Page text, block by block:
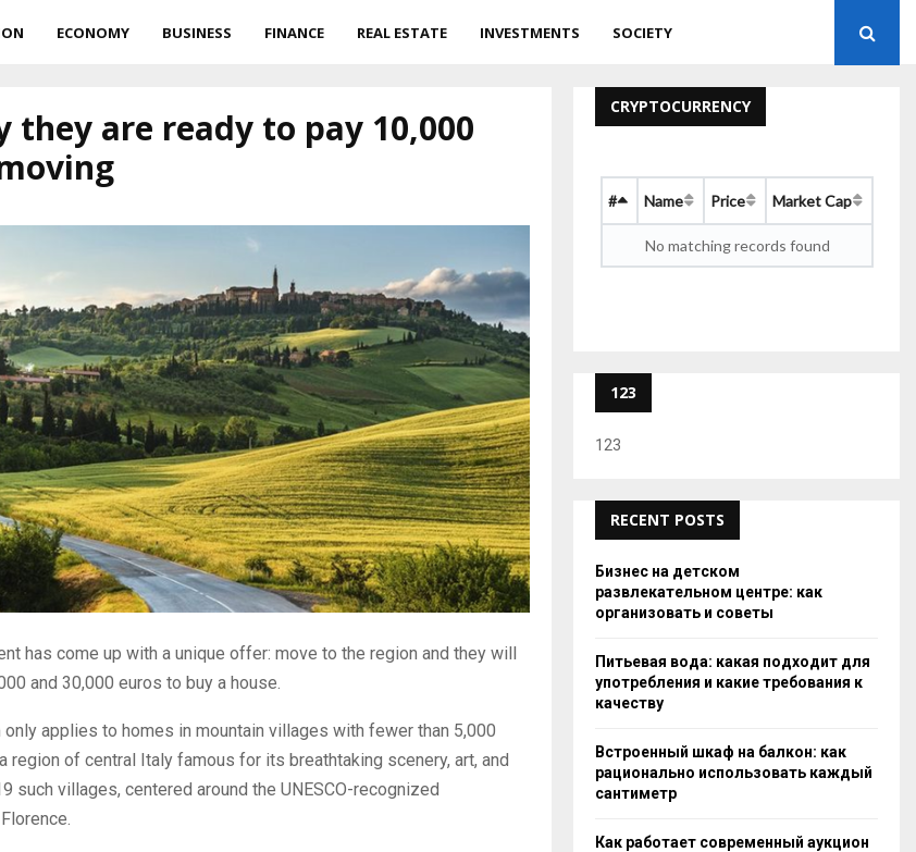
ECONOMY BUSINESS FINANCE REAL ESTATE INVESTMENTS SOCIETY
they are ready to pay 10,000
has come up with a unique offer: move to the region and they will
and 30,000 euros to buy a house.
only applies to homes in mountain villages with fewer than 5,000
region of central Italy famous for its breathtaking scenery, art, and
such villages, centered around the UNESCO-recognized
CRYPTOCURRENCY
# Name Price Market Cap
No matching records found
123
123
RECENT POSTS
Бизнес на детском
развлекательном центре: как
организовать и советы
Питьевая вода: какая подходит для
употребления и какие требования к
качеству
Встроенный шкаф на балкон: как
рационально использовать каждый
сантиметр
Как работает современный аукцион